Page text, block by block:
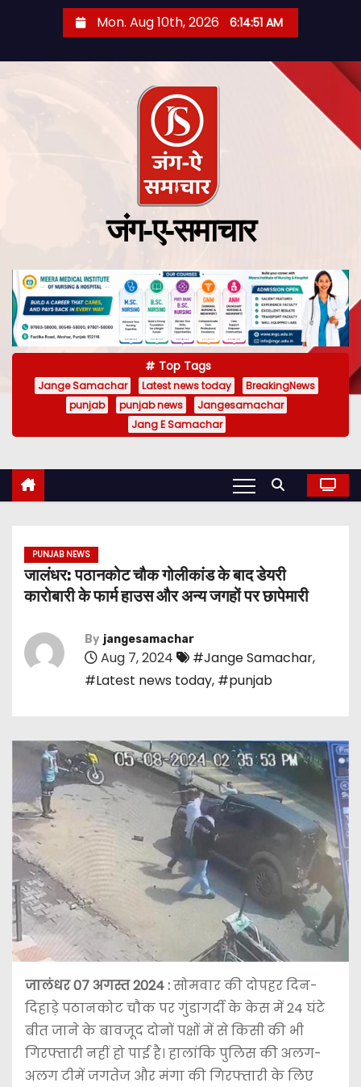
Mon. Aug 10th, 2026 6:14:52 AM
जंग-ए-समाचार
Top Tags
Jange Samachar Latest news today
BreakingNews
punjab
punjab news
Jangesamachar
Jang E Samachar
PUNJAB NEWS
जालंधर: पठानकोट चौक गोलीकांड के बाद डेयरी
कारोबारी के फार्म हाउस और अन्य जगहों पर छापेमारी
By jangesamachar
Aug 7, 2024 #Jange Samachar,
#Latest news today, #punjab
जालंधर 07 अगस्त 2024 :सोमवार की दोपहर दिन-
दिहाड़े पठानकोट चौक पर गुंडागर्दी के केस में 24 घंटे
बीत जाने के बावजूद दोनों पक्षों में से किसी की भी
गिरफ्तारी नहीं हो पाई है। हालांकि पुलिस की अलग-
अलग टीमें जगतेज और मंगा की गिरफ्तारी के लिए